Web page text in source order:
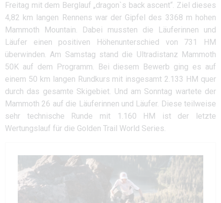
Freitag mit dem Berglauf „dragon`s back ascent“. Ziel dieses
4,82 km langen Rennens war der Gipfel des 3368 m hohen
Mammoth Mountain. Dabei mussten die Läuferinnen und
Läufer einen positiven Höhenunterschied von 731 HM
überwinden. Am Samstag stand die Ultradistanz Mammoth
50K auf dem Programm. Bei diesem Bewerb ging es auf
einem 50 km langen Rundkurs mit insgesamt 2.133 HM quer
durch das gesamte Skigebiet. Und am Sonntag wartete der
Mammoth 26 auf die Läuferinnen und Läufer. Diese teilweise
sehr technische Runde mit 1.160 HM ist der letzte
Wertungslauf für die Golden Trail World Series.